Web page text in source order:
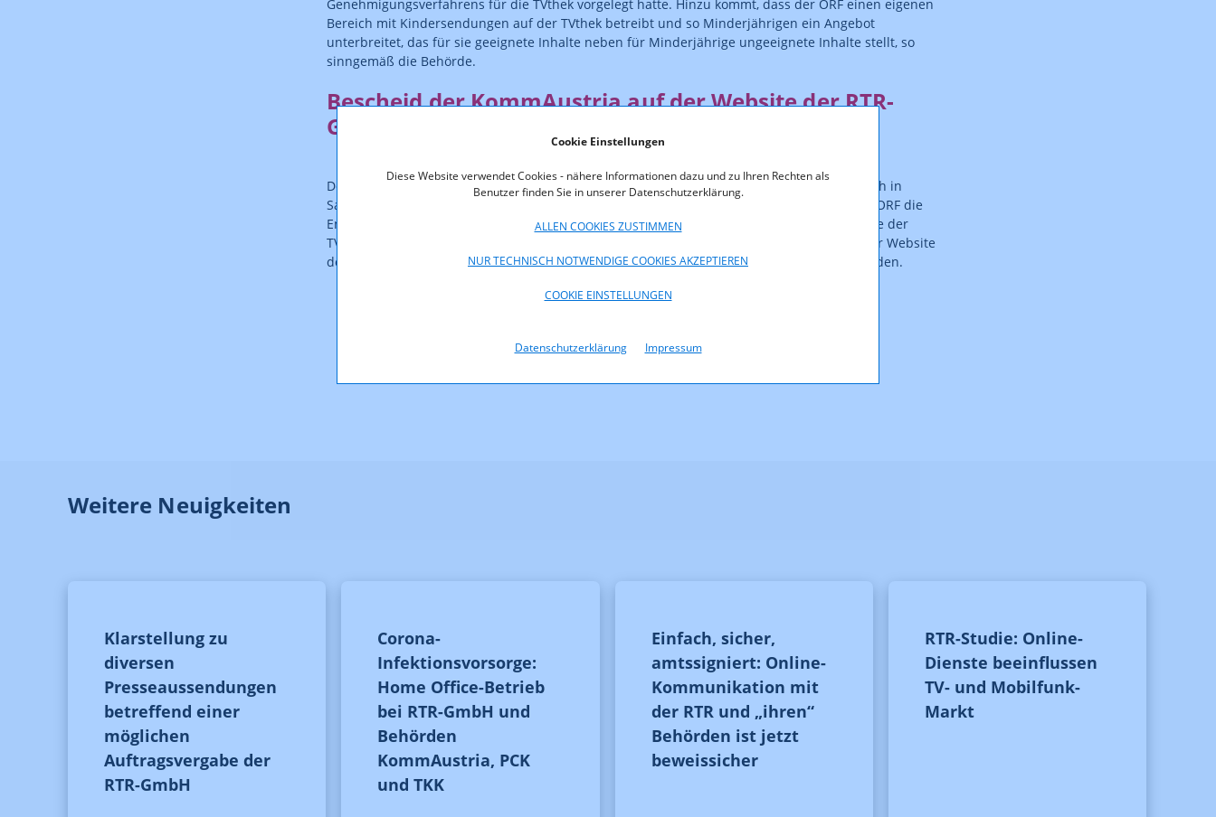
Cookie Einstellungen
Diese Website verwendet Cookies - nähere Informationen dazu und zu Ihren Rechten als
Benutzer finden Sie in unserer Datenschutzerklärung.
ALLEN COOKIES ZUSTIMMEN
NUR TECHNISCH NOTWENDIGE COOKIES AKZEPTIEREN
COOKIE EINSTELLUNGEN
Datenschutzerklärung Impressum
Genehmigungsverfahrens für die TVthek vorgelegt hatte. Hinzu kommt, dass der ORF einen eigenen
Bereich mit Kindersendungen auf der TVthek betreibt und so Minderjährigen ein Angebot
unterbreitet, das für sie geeignete Inhalte neben für Minderjährige ungeeignete Inhalte stellt, so
sinngemäß die Behörde.
Bescheid der KommAustria auf der Website der RTR-
GmbH veröffentlicht
Der Bescheid der KommAustria verpflichtet den ORF dazu, das Angebot auf der TVthek auch in
Sachen Minderjährigenschutz zukünftig rechtskonform zu gestalten. Außerdem muss der ORF die
Entscheidung der KommAustria für einen Zeitraum von sieben Tagen auf der Einstiegsseite der
TVthek in Grundzügen veröffentlichen. Der noch nicht rechtskräftige Bescheid kann auf der Website
der Rundfunk und Telekom Regulierungs-GmbH unter KOA 11.261/16-003 eingesehen werden.
Weitere Neuigkeiten
Klarstellung zu
diversen
Presseaussendungen
betreffend einer
möglichen
Auftragsvergabe der
RTR-GmbH
Corona-
Infektionsvorsorge:
Home Office-Betrieb
bei RTR-GmbH und
Behörden
KommAustria, PCK
und TKK
Einfach, sicher,
amtssigniert: Online-
Kommunikation mit
der RTR und „ihren“
Behörden ist jetzt
beweissicher
RTR-Studie: Online-
Dienste beeinflussen
TV- und Mobilfunk-
Markt